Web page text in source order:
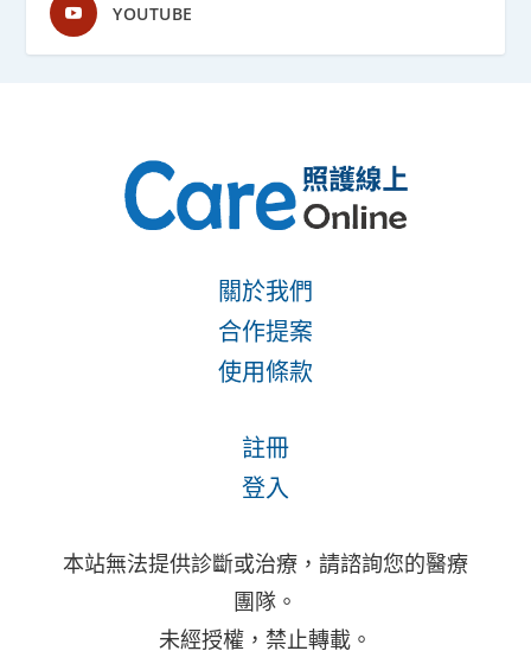
YOUTUBE
關於我們
合作提案
使用條款
註冊
登入
本站無法提供診斷或治療，請諮詢您的醫療
團隊。
未經授權，禁止轉載。